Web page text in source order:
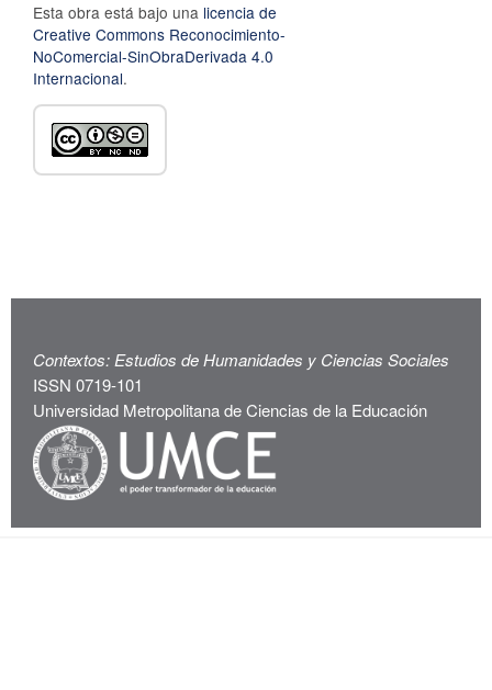
Esta obra está bajo una licencia de
Creative Commons Reconocimiento-
NoComercial-SinObraDerivada 4.0
Internacional.
Contextos: Estudios de Humanidades y Ciencias Sociales
ISSN 0719-101
Universidad Metropolitana de Ciencias de la Educación